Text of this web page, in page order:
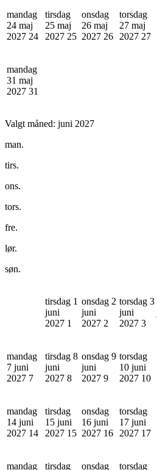
mandag
24 maj
2027 24
tirsdag
25 maj
2027 25
onsdag
26 maj
2027 26
torsdag
27 maj
2027 27
mandag
31 maj
2027 31
Valgt måned: juni 2027
man.
tirs.
ons.
tors.
fre.
lør.
søn.
tirsdag 1
juni
2027 1
onsdag 2
juni
2027 2
torsdag 3
juni
2027 3
mandag
7 juni
2027 7
tirsdag 8
juni
2027 8
onsdag 9
juni
2027 9
torsdag
10 juni
2027 10
mandag
14 juni
2027 14
tirsdag
15 juni
2027 15
onsdag
16 juni
2027 16
torsdag
17 juni
2027 17
mandag
tirsdag
onsdag
torsdag